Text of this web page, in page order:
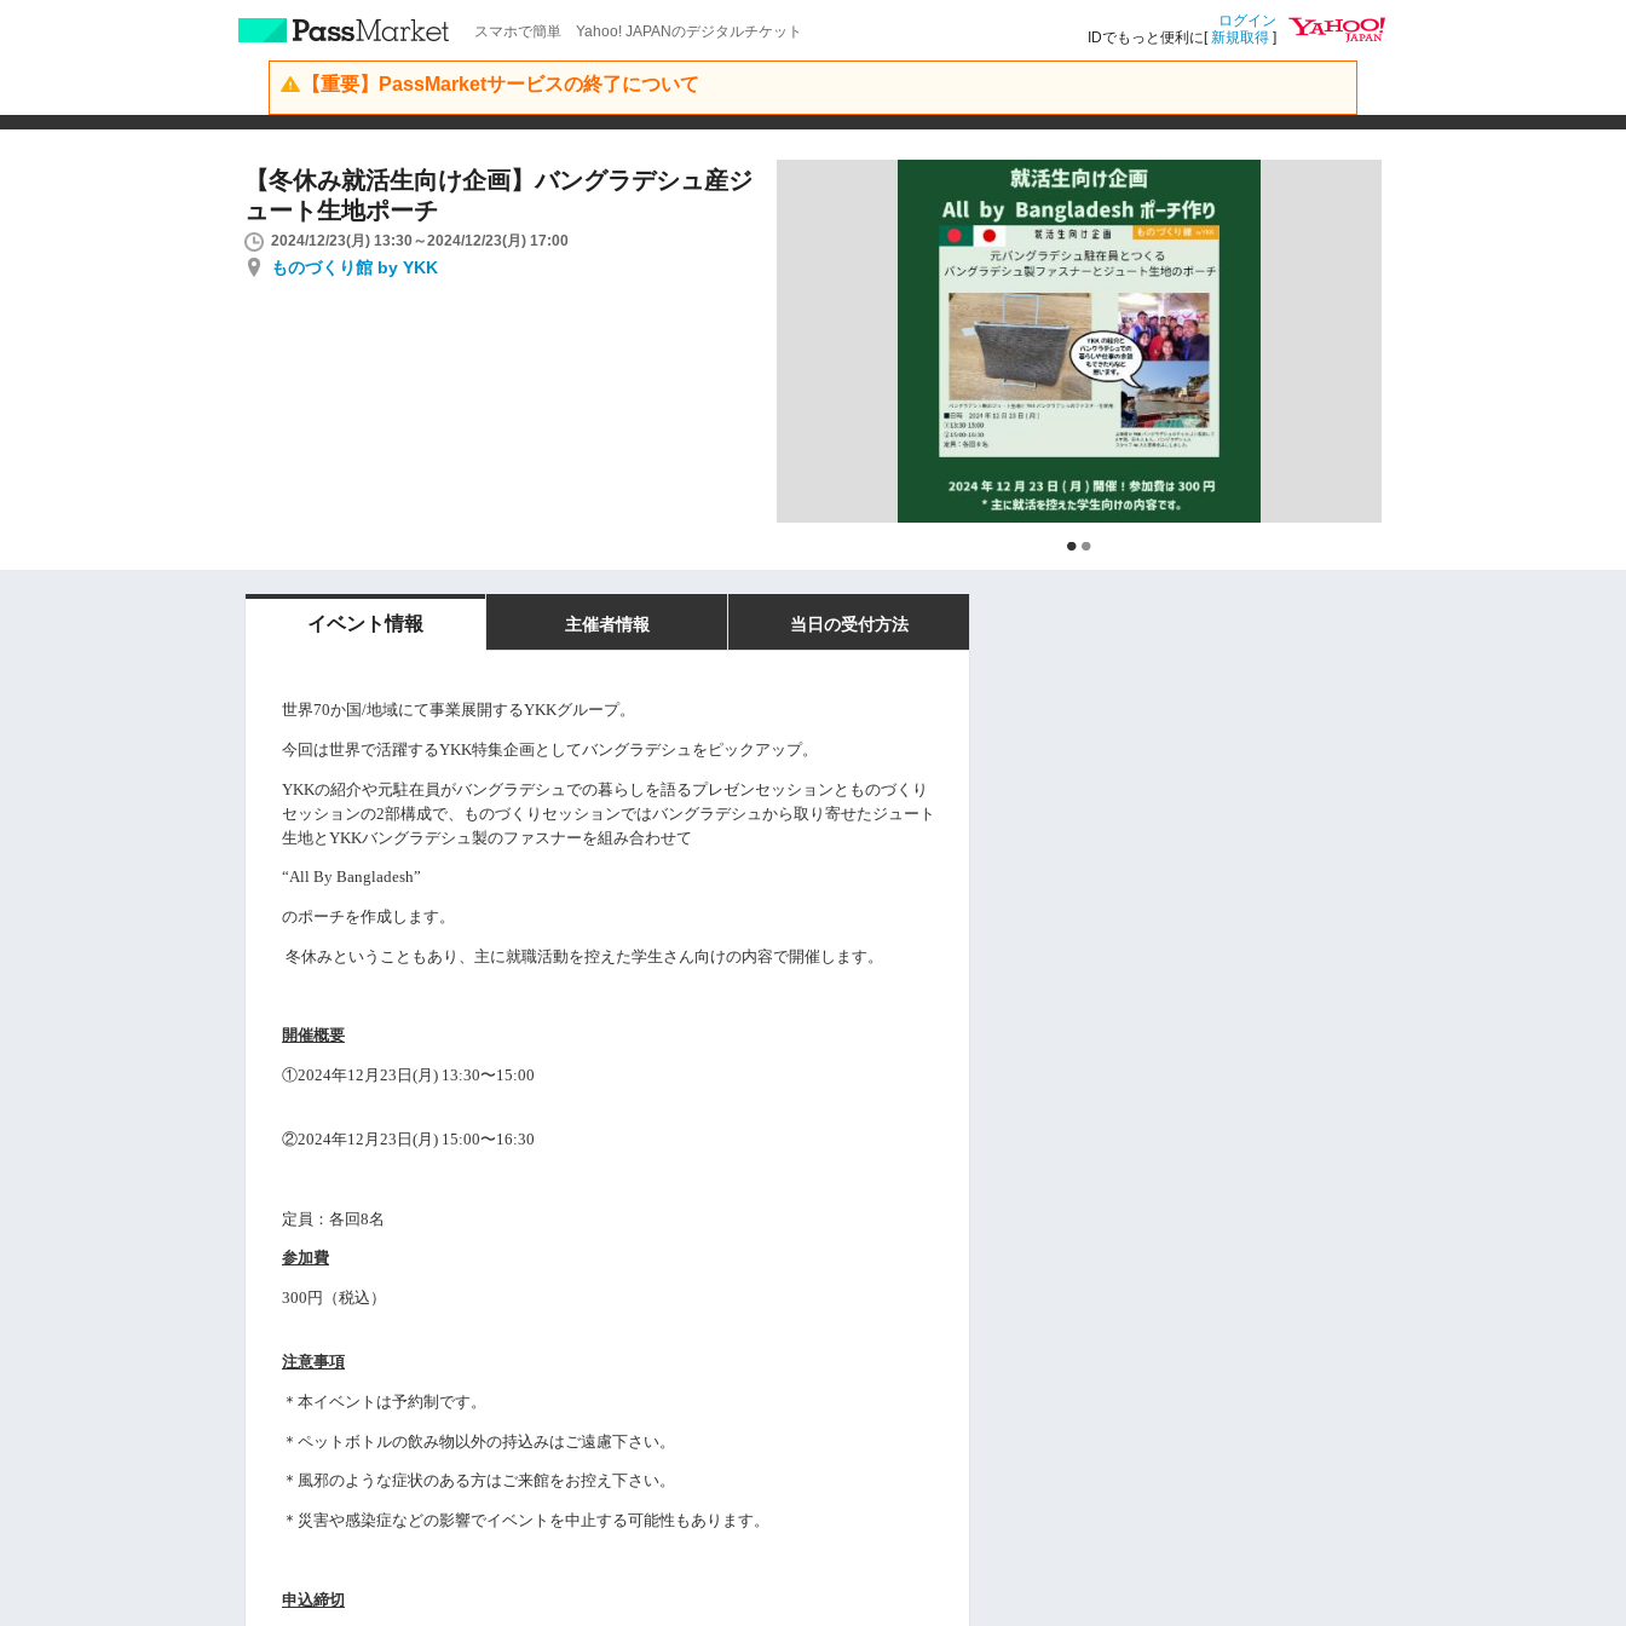
スマホで簡単 Yahoo! JAPANのデジタルチケット
ログイン
IDでもっと便利に[新規取得 ]
【重要】PassMarketサービスの終了について
【冬休み就活生向け企画】バングラデシュ産ジ
ュート生地ポーチ
2024/12/23(月) 13:30～2024/12/23(月) 17:00
ものづくり館 by YKK
イベント情報 主催者情報 当日の受付方法
世界70か国/地域にて事業展開するYKKグループ。
今回は世界で活躍するYKK特集企画としてバングラデシュをピックアップ。
YKKの紹介や元駐在員がバングラデシュでの暮らしを語るプレゼンセッションとものづくり
セッションの2部構成で、
ものづくりセッションではバングラデシュから取り寄せたジュート
生地と YKKバングラデシュ製のファスナーを組み合わせて
“All By Bangladesh”
のポーチを作成します。
冬休みということもあり、主に就職活動を控えた学生さん向けの内容で開催します。
開催概要
①2024年12 月23 日 (月 ) 13:30〜15:00
②2024年12 月 23 日 (月 ) 15:00〜16:30
定員：各回8名
参加費
300円（税込）
注意事項
＊本イベントは予約制です。
＊ペットボトルの飲み物以外の持込みはご遠慮下さい。
＊風邪のような症状のある方はご来館をお控え下さい。
＊災害や感染症などの影響でイベントを中止する可能性もあります。
申込締切